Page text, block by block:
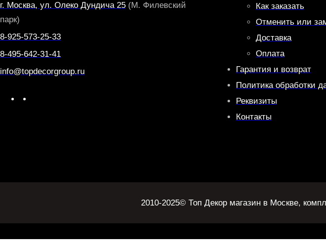
г. Москва, ул. Олеко Дундича 25 (М. Филевский
парк)
8-925-573-25-33
8-495-642-31-41
info@topdecorgroup.ru
p
a
Как заказать
Отменить или
Доставка
Оплата
Гарантия и возврат
Политика обработки
Реквизиты
Контакты
2010-2025© Топ Декор магазин в Москве,